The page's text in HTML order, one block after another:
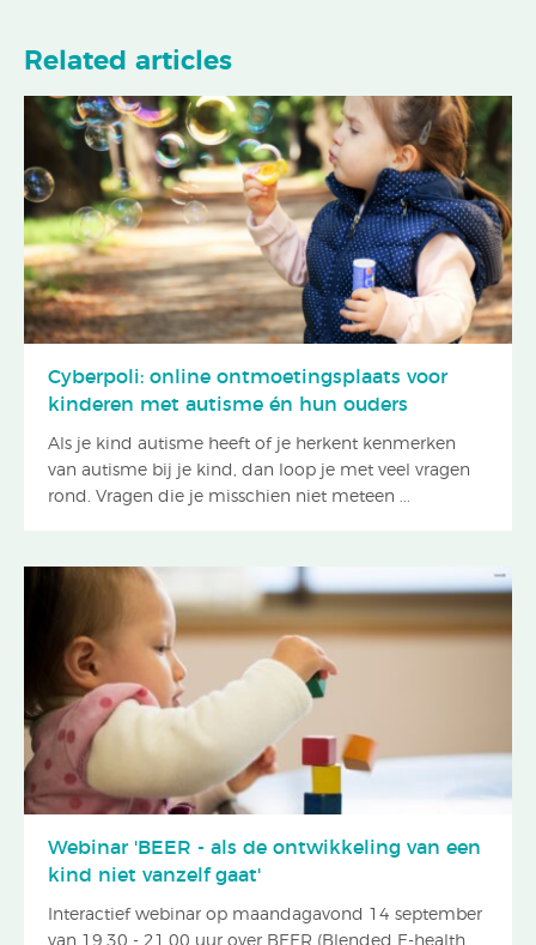
Related articles
Cyberpoli: online ontmoetingsplaats voor
kinderen met autisme én hun ouders
Als je kind autisme heeft of je herkent kenmerken
van autisme bij je kind, dan loop je met veel vragen
rond. Vragen die je misschien niet meteen ...
Webinar 'BEER - als de ontwikkeling van een
kind niet vanzelf gaat'
Interactief webinar op maandagavond 14 september